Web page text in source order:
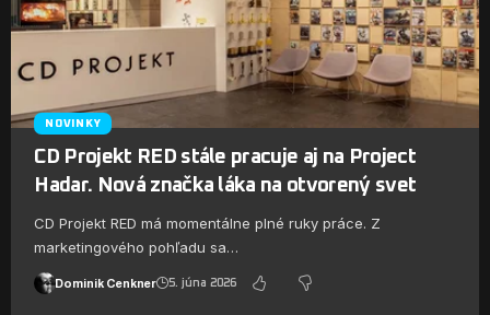
NOVINKY
CD Projekt RED stále pracuje aj na Project
Hadar. Nová značka láka na otvorený svet
CD Projekt RED má momentálne plné ruky práce. Z
marketingového pohľadu sa…
Dominik Cenkner 5. júna 2026